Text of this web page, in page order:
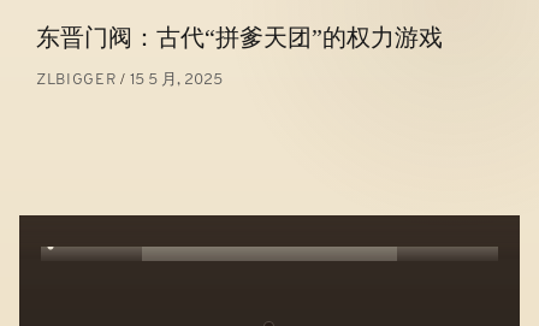
东晋门阀：古代“拼爹天团”的权力游戏
ZLBIGGER 15 5 月, 2025